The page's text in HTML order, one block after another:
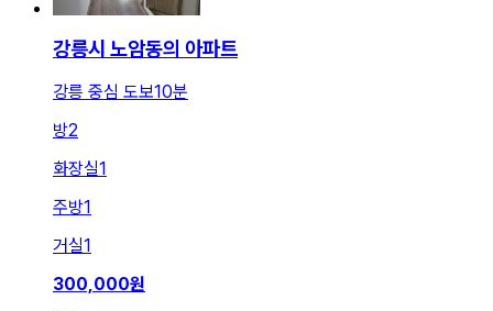
강릉시 노암동의 아파트
강릉 중심 도보10분
방2
화장실1
주방1
거실1
300,000원